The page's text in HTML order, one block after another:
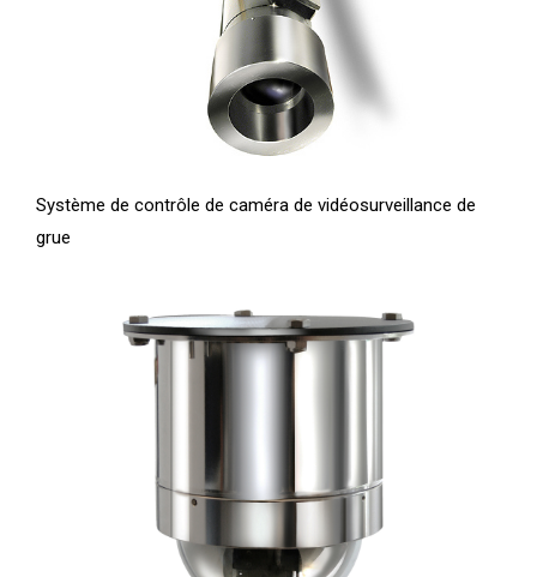
Système de contrôle de caméra de vidéosurveillance de
grue